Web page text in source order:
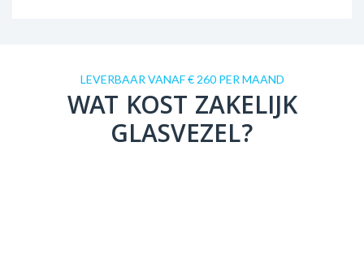
LEVERBAAR VANAF € 260 PER MAAND
WAT KOST ZAKELIJK
GLASVEZEL?